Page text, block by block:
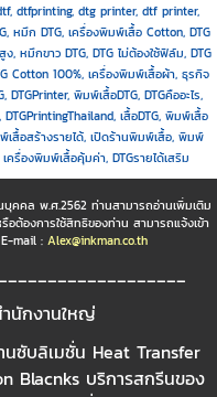
dtfprinting, dtg printer, dtf printer,
หมึก DTG, เครื่องพิมพ์เสื้อ Cotton, DTG
มึกขาว DTG, DTG ไม่ต้องใช้ฟิล์ม, DTG
Cotton 100%, เครื่องพิมพ์เสื้อผ้า, ธุรกิจ
พิมพ์เสื้อDTG, DTGคืออะไร,
เสื้อDTG, พิมพ์เสื้อ
สื้อสร้างรายได้, เปิดร้านพิมพ์เสื้อ, พิมพ์
ครื่องพิมพ์เสื้อคุ้มค่า, DTGรายได้เสริม
คล พ.ศ.2562 ท่านสามารถอ่านเพิ่มเติม
ต้องการใช้สิทธิของท่าน สามารถแจ้งเข้า
mail : Alex@inkman.co.th
นักงานใหญ่
นซับลิเมชั่น Heat Transfer
Blacnks บริการสกรีนของ